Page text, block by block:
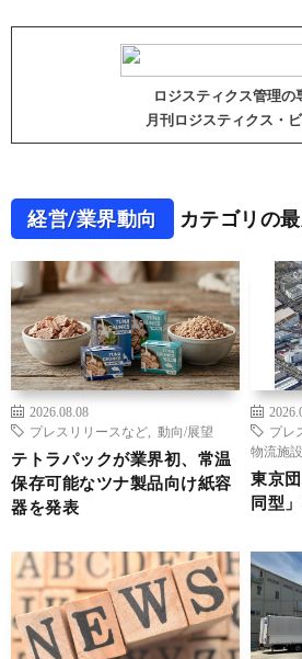
ロジスティクス管理の
月刊ロジスティクス・
経営/業界動向 カテゴリの
2026.08.08
プレスリリースなど
動向/展望
テトラパックが業界初、常温
保存可能なツナ製品向け紙容
器を発表
プレ
物流施設
東京
同型